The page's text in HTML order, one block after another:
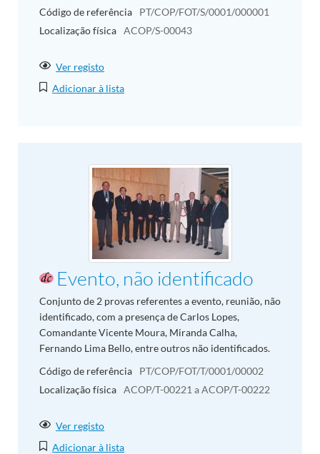
Código de referência
PT/COP/FOT/S/0001/000001
Localização física ACOP/S-00043
Ver registo
Adicionar à lista
Evento, não identificado
Conjunto de 2 provas referentes a evento, reunião, não
identificado, com a presença de Carlos Lopes,
Comandante Vicente Moura, Miranda Calha,
Fernando Lima Bello, entre outros não identificados.
Código de referência
PT/COP/FOT/T/0001/00002
Localização física ACOP/T-00221 a ACOP/T-00222
Ver registo
Adicionar à lista